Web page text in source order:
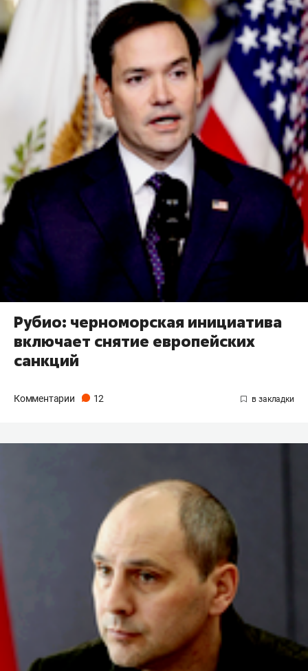
Рубио: черноморская инициатива
включает снятие европейских
санкций
Комментарии 12